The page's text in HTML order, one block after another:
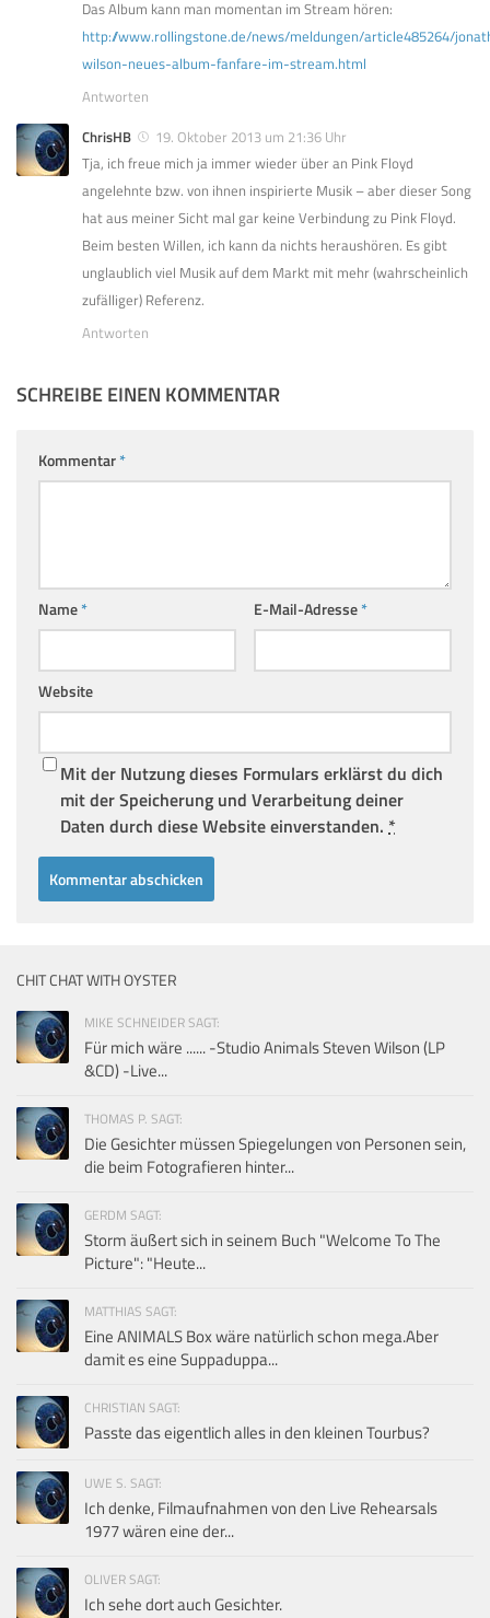
Das Album kann man momentan im Stream hören:
http://www.rollingstone.de/news/meldungen/article485264/
wilson-neues-album-fanfare-im-stream.html
Antworten
ChrisHB
19. Oktober 2013 um 21:36 Uhr
Tja, ich freue mich ja immer wieder über an Pink Floyd
angelehnte bzw. von ihnen inspirierte Musik – aber dieser Song
hat aus meiner Sicht mal gar keine Verbindung zu Pink Floyd.
Beim besten Willen, ich kann da nichts heraushören. Es gibt
unglaublich viel Musik auf dem Markt mit mehr (wahrscheinlich
zufälliger) Referenz.
Antworten
SCHREIBE EINEN KOMMENTAR
Kommentar*
Name* E-Mail-Adresse*
Website
Mit der Nutzung dieses Formulars erklärst du dich
mit der Speicherung und Verarbeitung deiner
Daten durch diese Website einverstanden. *
CHIT CHAT WITH OYSTER
MIKE SCHNEIDER SAGT:
Für mich wäre ...... -Studio Animals Steven Wilson (LP
&CD) -Live...
THOMAS P. SAGT:
Die Gesichter müssen Spiegelungen von Personen sein,
die beim Fotografieren hinter...
GERDM SAGT:
Storm äußert sich in seinem Buch "Welcome To The
Picture": "Heute...
MATTHIAS SAGT:
Eine ANIMALS Box wäre natürlich schon mega.Aber
damit es eine Suppaduppa...
CHRISTIAN SAGT:
Passte das eigentlich alles in den kleinen Tourbus?
UWE S. SAGT:
Ich denke, Filmaufnahmen von den Live Rehearsals
1977 wären eine der...
OLIVER SAGT:
Ich sehe dort auch Gesichter.